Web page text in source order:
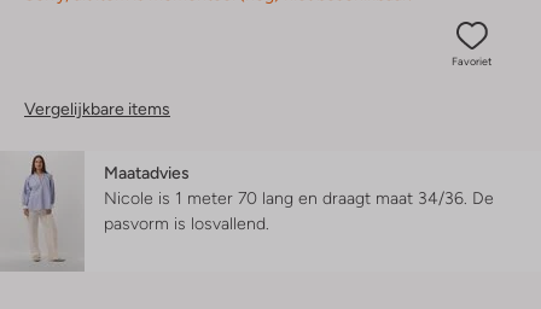
Favoriet
Vergelijkbare items
Maatadvies
Nicole is 1 meter 70 lang en draagt maat 34/36. De
pasvorm is losvallend